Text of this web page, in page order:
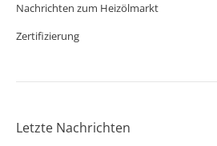
Nachrichten zum Heizölmarkt
Zertifizierung
Letzte Nachrichten